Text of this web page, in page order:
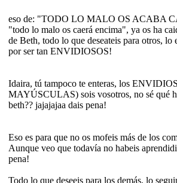
eso de: "TODO LO MALO OS ACABA
"todo lo malo os caerá encima", ya os ha
de Beth, todo lo que deseateis para otros, lo
por ser tan ENVIDIOSOS!
Idaira, tú tampoco te enteras, los
MAYÚSCULAS) sois vosotros, no sé qué
beth?? jajajajaa dais pena!
Eso es para que no os mofeis más de los
Aunque veo que todavía no habeis
pena!
Todo lo que deseeis para los demás, lo